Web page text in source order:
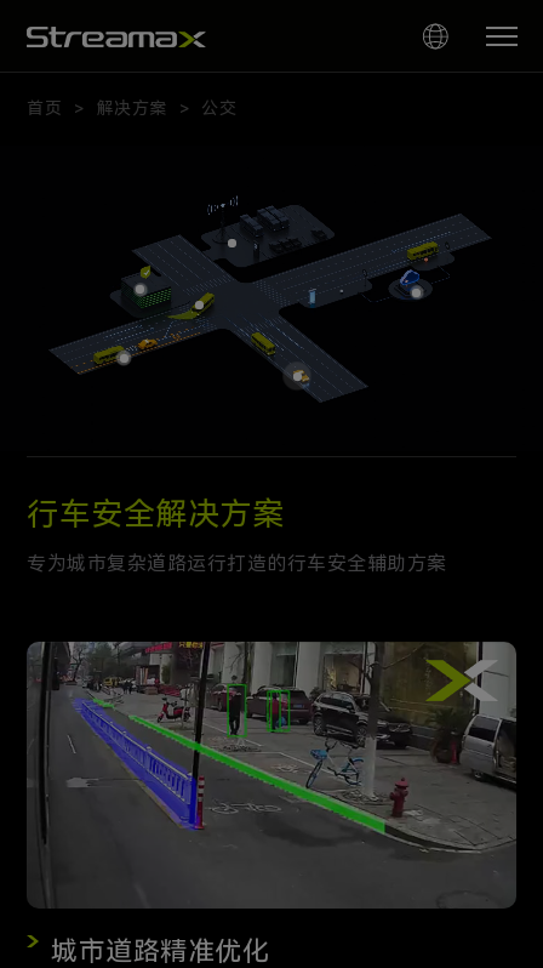
首页 > 解决方案 > 公交
行车安全解决方案
专为城市复杂道路运行打造的行车安全辅助方案
城市道路精准优化